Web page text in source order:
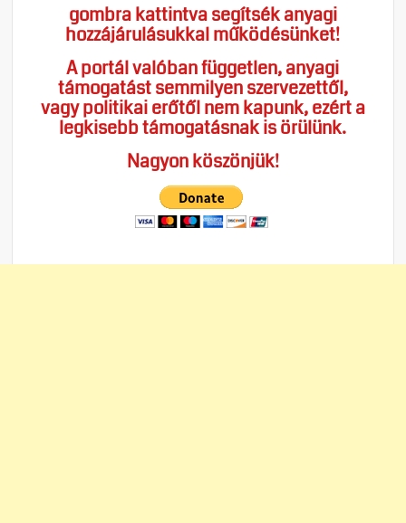
gombra kattintva segítsék anyagi
hozzájárulásukkal működésünket!
A portál valóban független, anyagi
támogatást semmilyen szervezettől,
vagy politikai erőtől nem kapunk, ezért a
legkisebb támogatásnak is örülünk.
Nagyon köszönjük!